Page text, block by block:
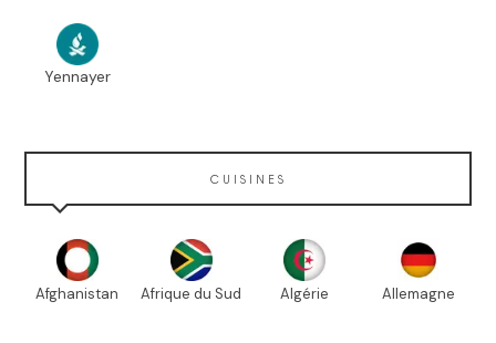
Yennayer
CUISINES
Afghanistan Afrique du Sud Algérie Allemagne